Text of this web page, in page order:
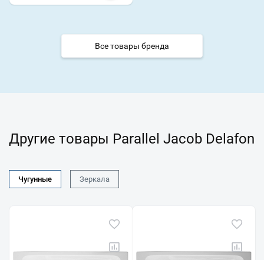
Все товары бренда
Другие товары Parallel Jacob Delafon
Чугунные Зеркала